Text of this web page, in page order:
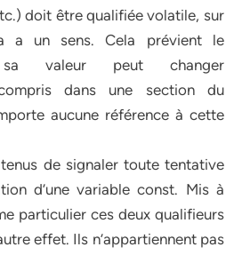
doit être qualifiée volatile, sur
a un sens. Cela prévient le
valeur peut changer
dans une section du
aucune référence à cette
de signaler toute tentative
d’une variable const. Mis à
particulier ces deux qualifieurs
effet. Ils n’appartiennent pas